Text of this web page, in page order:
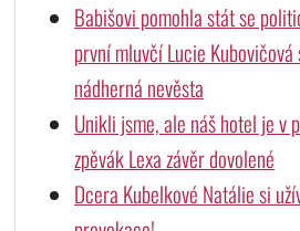
Babišovi pomohla stát se
první mluvčí Lucie Kubovičová
nádherná nevěsta
Unikli jsme, ale náš hotel je v
zpěvák Lexa závěr dovolené
Dcera Kubelkové Natálie si